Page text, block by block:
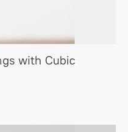
with Cubic